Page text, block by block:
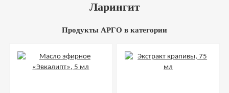
Ларингит
Продукты АРГО в категории